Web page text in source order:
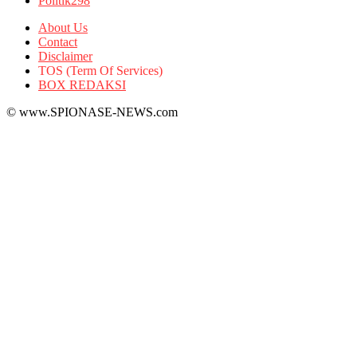
About Us
Contact
Disclaimer
TOS (Term Of Services)
BOX REDAKSI
© www.SPIONASE-NEWS.com